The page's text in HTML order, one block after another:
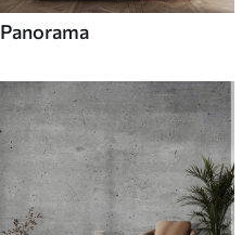
Panorama